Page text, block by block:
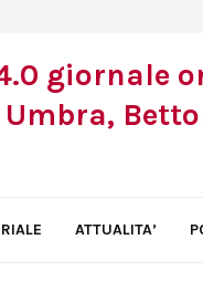
ATTUALITA’